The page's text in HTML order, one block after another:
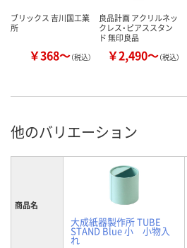
ブリックス 吉川国工業
所
￥368～（税込）
良品計画 アクリルネッ
クレス・ピアススタン
ド 無印良品
￥2,490～（税込）
他のバリエーション
商品名
大成紙器製作所 TUBE
STAND Blue 小 小物入
れ